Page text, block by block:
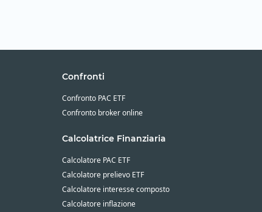
Confronti
Confronto PAC ETF
Confronto broker online
Calcolatrice Finanziaria
Calcolatore PAC ETF
Calcolatore prelievo ETF
Calcolatore interesse composto
Calcolatore inflazione